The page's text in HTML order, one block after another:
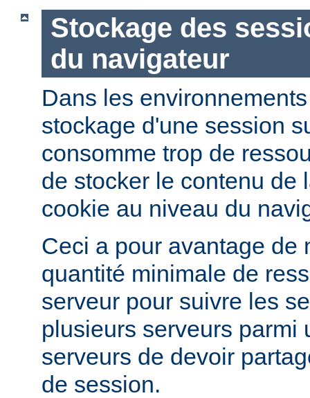
Stockage des
du navigateur
Dans les
stockage d'une session
consomme trop de
de stocker le contenu de
cookie au niveau du
Ceci a pour avantage de
quantité minimale de
serveur pour suivre les
plusieurs serveurs parmi
serveurs de devoir
de session.